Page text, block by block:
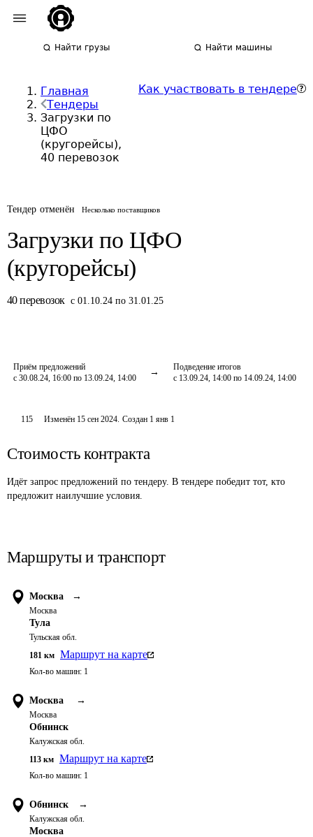
Найти грузы Найти машины
Главная
Тендеры
Загрузки по
ЦФО
(кругорейсы),
40 перевозок
Как участвовать в тендере
Тендер отменён Несколько поставщиков
Загрузки по ЦФО
(кругорейсы)
40 перевозок с 01.10.24 по 31.01.25
Приём предложений
с 30.08.24, 16:00 по 13.09.24, 14:00
Подведение итогов
с 13.09.24, 14:00 по 14.09.24, 14:00
115 Изменён 15 сен 2024. Создан 1 янв 1
Стоимость контракта
Идёт запрос предложений по тендеру. В тендере победит тот, кто
предложит наилучшие условия.
Маршруты и транспорт
Москва →
Москва
Тула
Тульская обл.
181 км Маршрут на карте
Кол-во машин: 1
Москва →
Москва
Обнинск
Калужская обл.
113 км Маршрут на карте
Кол-во машин: 1
Обнинск →
Калужская обл.
Москва